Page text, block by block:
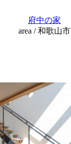
府中の家
area / 和歌山市